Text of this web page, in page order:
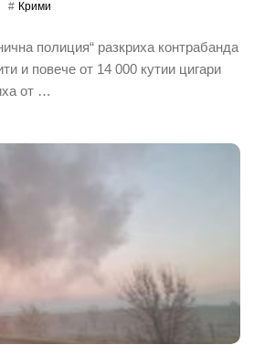
Крими
полиция“ разкриха контрабанда
и повече от 14 000 кутии цигари
от …